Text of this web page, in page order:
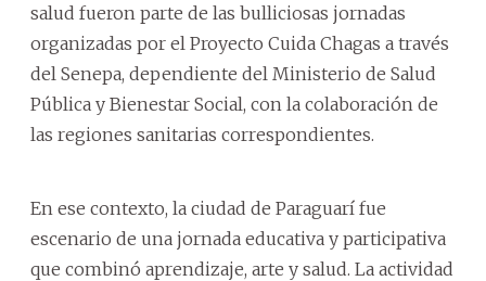
salud fueron parte de las bulliciosas jornadas
organizadas por el Proyecto Cuida Chagas a través
del Senepa, dependiente del Ministerio de Salud
Pública y Bienestar Social, con la colaboración de
las regiones sanitarias correspondientes.
En ese contexto, la ciudad de Paraguarí fue
escenario de una jornada educativa y participativa
que combinó aprendizaje, arte y salud. La actividad